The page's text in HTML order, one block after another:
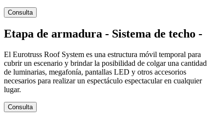
Consulta
Etapa de armadura - Sistema de techo -
El Eurotruss Roof System es una estructura móvil temporal para
cubrir un escenario y brindar la posibilidad de colgar una cantidad
de luminarias, megafonía, pantallas LED y otros accesorios
necesarios para realizar un espectáculo espectacular en cualquier
lugar.
Consulta